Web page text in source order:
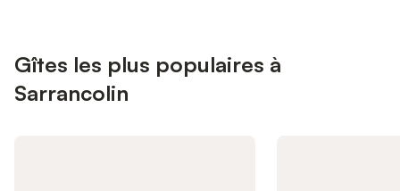
Gîtes les plus populaires à
Sarrancolin